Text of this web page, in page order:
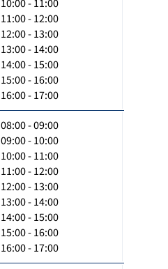
10:00 - 11:00
11:00 - 12:00
12:00 - 13:00
13:00 - 14:00
14:00 - 15:00
15:00 - 16:00
16:00 - 17:00
08:00 - 09:00
09:00 - 10:00
10:00 - 11:00
11:00 - 12:00
12:00 - 13:00
13:00 - 14:00
14:00 - 15:00
15:00 - 16:00
16:00 - 17:00